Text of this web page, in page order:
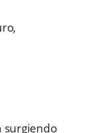
surgiendo